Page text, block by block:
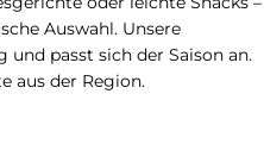
Auswahl. Unsere
passt sich der Saison an.
aus der Region.